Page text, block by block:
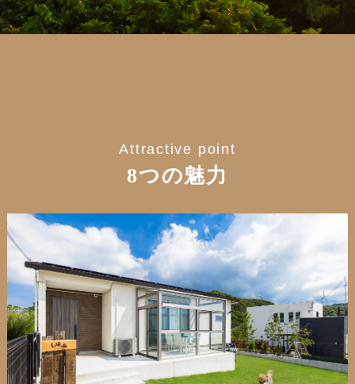
Attractive point
8つの魅力